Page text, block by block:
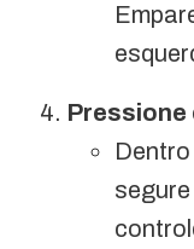
Pressione